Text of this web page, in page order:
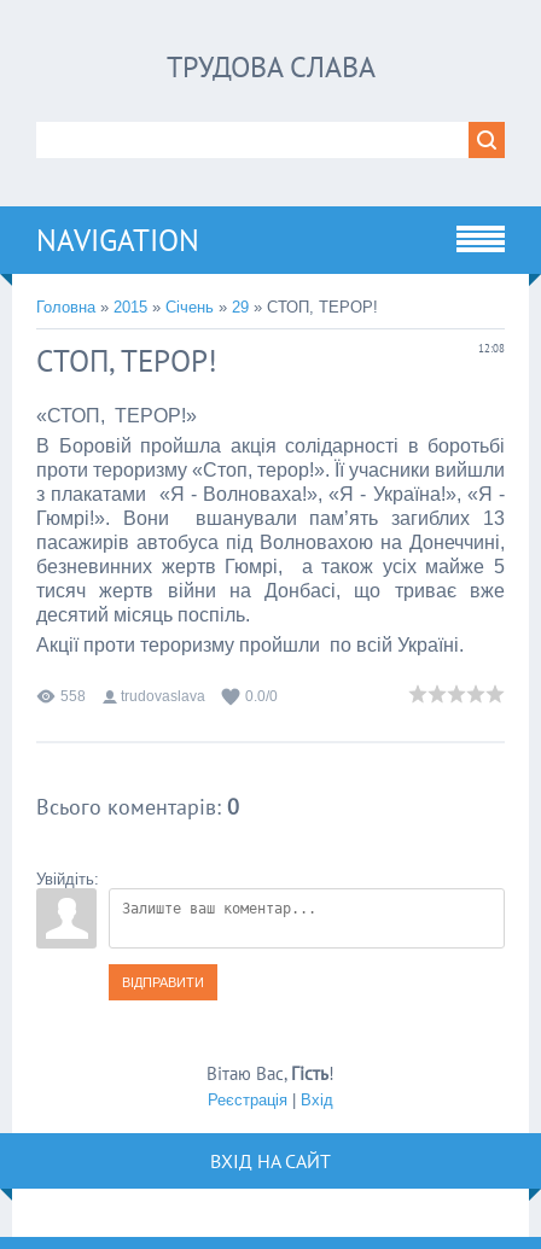
ТРУДОВА СЛАВА
NAVIGATION
Головна» 2015 » Січень » 29 » СТОП, ТЕРОР!
12:08
СТОП, ТЕРОР!
«СТОП, ТЕРОР!»
В Боровій пройшла акція солідарності в боротьбі
проти тероризму «Стоп, терор!». Її учасники вийшли
з плакатами «Я - Волноваха!», «Я - Україна!», «Я -
Гюмрі!». Вони вшанували пам’ять загиблих 13
пасажирів автобуса під Волновахою на Донеччині,
безневинних жертв Гюмрі, а також усіх майже 5
тисяч жертв війни на Донбасі, що триває вже
десятий місяць поспіль.
Акції проти тероризму пройшли по всій Україні.
558 trudovaslava 0.0/0
Всього коментарів: 0
Увійдіть:
ВІДПРАВИТИ
Вітаю Вас, Гість!
Реєстрація Вхід
ВХІД НА САЙТ